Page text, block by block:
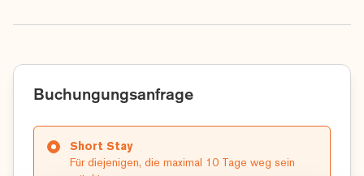
Buchungungsanfrage
Short Stay
Für diejenigen, die maximal 10 Tage weg sein